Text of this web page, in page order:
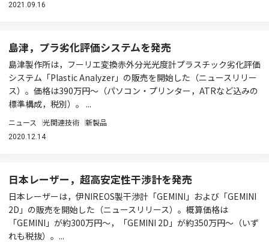
2021.09.16
島津，プラ劣化評価システムを発売
島津製作所は，フーリエ変換赤外分光光度計プラスチック劣化評価
システム「Plastic Analyzer」の販売を開始した（ニュースリリー
ス）。価格は390万円～（パソコン・プリンター，ATRなど込みの
標準構成，税別）。 ...
ニュース 光関連技術 新製品
2020.12.14
日本レーザー，超高安定性干渉計を発売
日本レーザーは，伊NIREOS製干渉計「GEMINI」および「GEMINI
2D」の販売を開始した（ニュースリリース）。概算価格は
「GEMINI」が約300万円～，「GEMINI 2D」が約350万円～（いず
れも税抜）。...